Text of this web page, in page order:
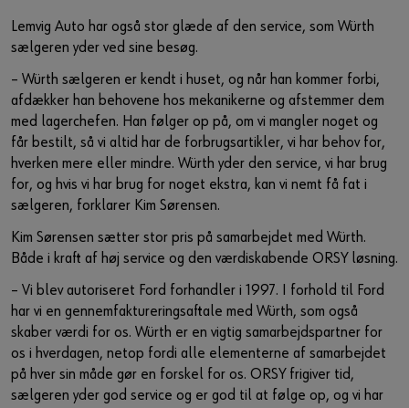
Lemvig Auto har også stor glæde af den service, som Würth
sælgeren yder ved sine besøg.
– Würth sælgeren er kendt i huset, og når han kommer forbi,
afdækker han behovene hos mekanikerne og afstemmer dem
med lagerchefen. Han følger op på, om vi mangler noget og
får bestilt, så vi altid har de forbrugsartikler, vi har behov for,
hverken mere eller mindre. Würth yder den service, vi har brug
for, og hvis vi har brug for noget ekstra, kan vi nemt få fat i
sælgeren, forklarer Kim Sørensen.
Kim Sørensen sætter stor pris på samarbejdet med Würth.
Både i kraft af høj service og den værdiskabende ORSY løsning.
– Vi blev autoriseret Ford forhandler i 1997. I forhold til Ford
har vi en gennemfaktureringsaftale med Würth, som også
skaber værdi for os. Würth er en vigtig samarbejdspartner for
os i hverdagen, netop fordi alle elementerne af samarbejdet
på hver sin måde gør en forskel for os. ORSY frigiver tid,
sælgeren yder god service og er god til at følge op, og vi har